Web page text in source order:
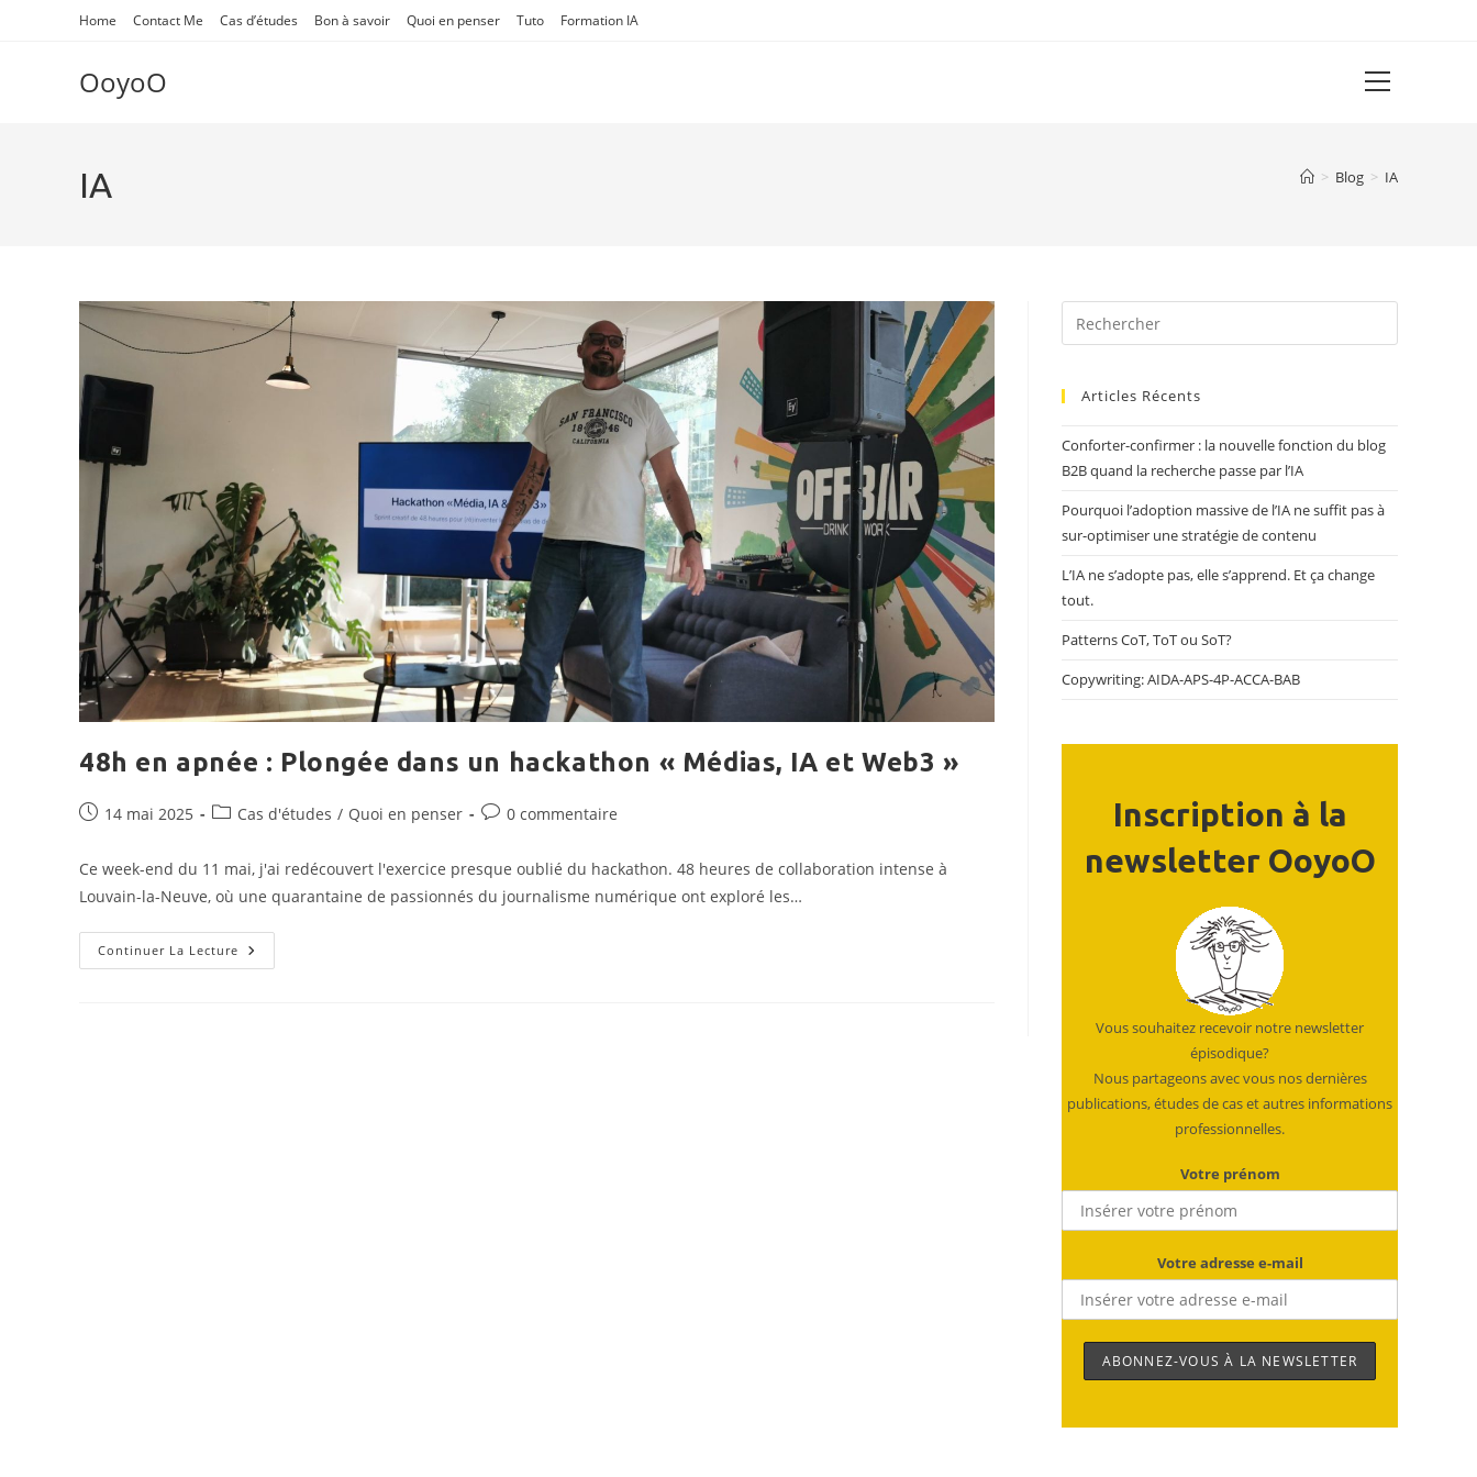
Home Contact Me Cas d’études Bon à savoir Quoi en penser Tuto Formation IA
OoyoO
View
IA > Blog > IA
48h en apnée : Plongée dans un hackathon « Médias, IA et Web3 »
Publication
14 mai 2025
PostCas d'études / Quoi en penser
Commentaires
publication :
0 commentaire
Ce week-end du 11 mai, j'ai redécouvert l'exercice presque oublié du hackathon. 48 heures de collaboration intense à
Louvain-la-Neuve, où une quarantaine de passionnés du journalisme numérique ont exploré les…
Continuer La Lecture 48h
En
Articles Récents
Conforter-confirmer : la nouvelle fonction du blog
B2B quand la recherche passe par l’IA
Pourquoi l’adoption massive de l’IA ne suffit pas à
sur-optimiser une stratégie de contenu
L’IA ne s’adopte pas, elle s’apprend. Et ça change
tout.
Patterns CoT, ToT ou SoT?
Copywriting: AIDA-APS-4P-ACCA-BAB
Inscription à la
newsletter OoyoO
Vous souhaitez recevoir notre newsletter
épisodique?
Nous partageons avec vous nos dernières
publications, études de cas et autres informations
professionnelles.
Votre prénom
Votre adresse e-mail